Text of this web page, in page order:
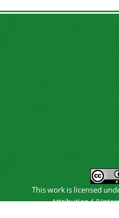
This work is licensed
Attribution 4.0